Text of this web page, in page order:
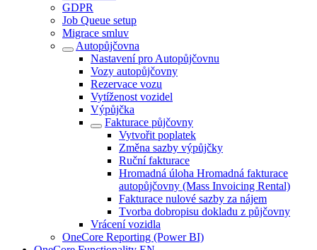
GDPR
Job Queue setup
Migrace smluv
Autopůjčovna
Nastavení pro Autopůjčovnu
Vozy autopůjčovny
Rezervace vozu
Vytíženost vozidel
Výpůjčka
Fakturace půjčovny
Vytvořit poplatek
Změna sazby výpůjčky
Ruční fakturace
Hromadná úloha Hromadná fakturace
autopůjčovny (Mass Invoicing Rental)
Fakturace nulové sazby za nájem
Tvorba dobropisu dokladu z půjčovny
Vrácení vozidla
OneCore Reporting (Power BI)